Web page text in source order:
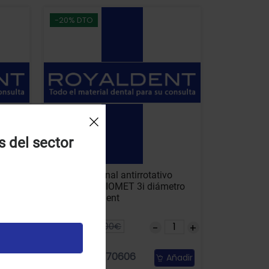
-20% DTO
Pilar provisional antirrotativo
compatible BIOMET 3i diámetro
4.1-5 Royal Dent
28.00€ 35.00€
Referencia: 70606 Añadir
del sector